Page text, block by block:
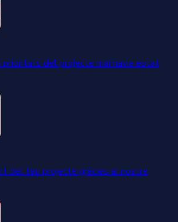
prioritats del projecte mai havia estat
del teu projecte gràcies al nostre